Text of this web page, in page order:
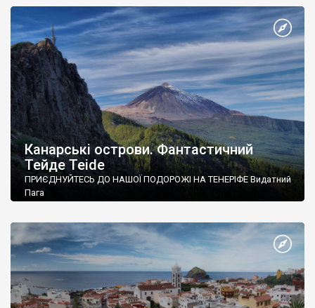
Канарські острови. Фантастичний
Тейде Teide
ПРИЄДНУЙТЕСЬ ДО НАШОЇ ПОДОРОЖІ НА ТЕНЕРІФЕ Видатний
Пага